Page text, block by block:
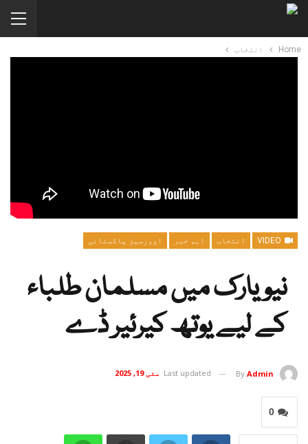
Home انتخاب
انتخاب اہم خبر اوورسیز پاکستانی
نیویارک میں مسلمان طلباء
کے لیے یوتھ کیرئیر ڈے
By Admin
Last updated مئی 19, 2025
0